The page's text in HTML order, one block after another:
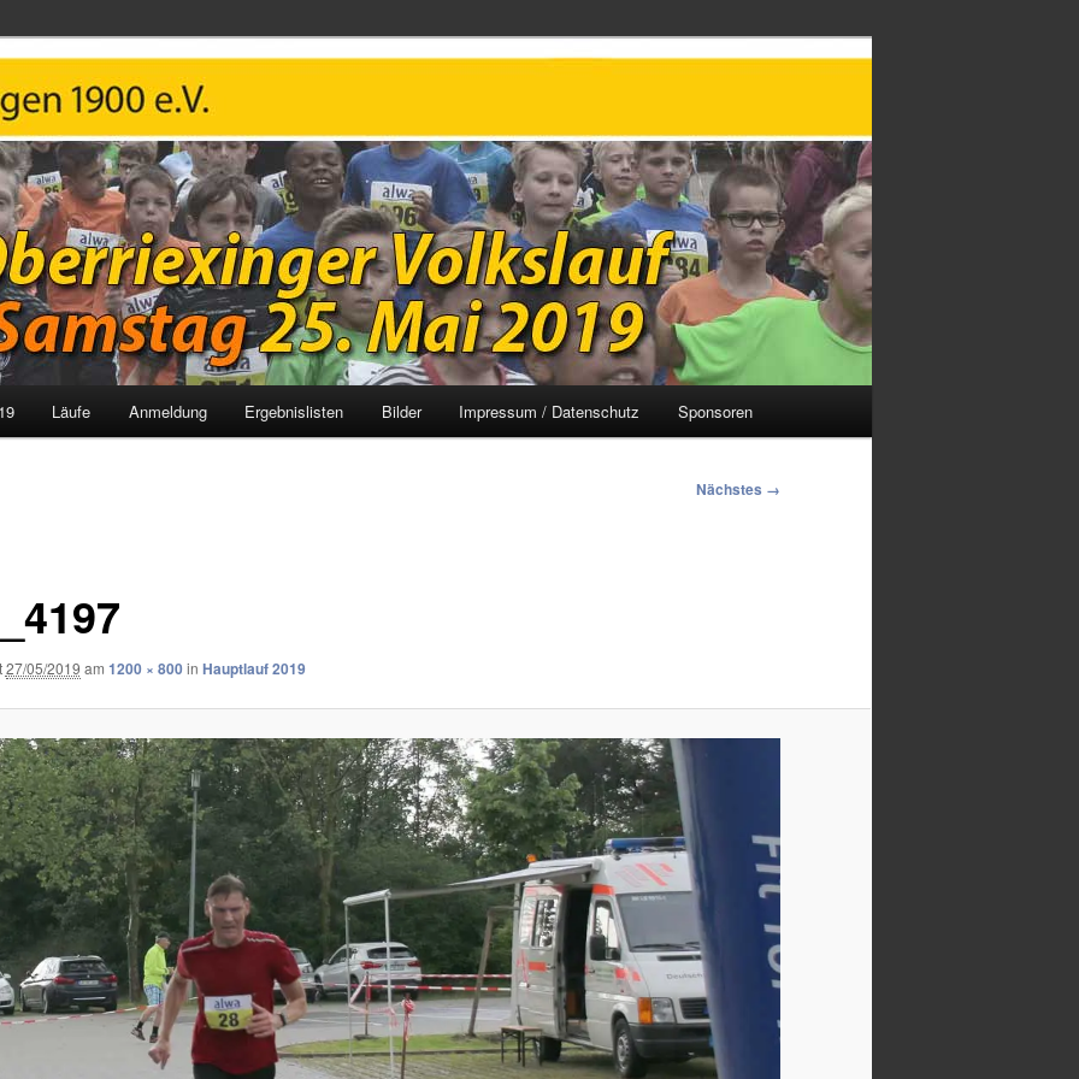
Läufe Anmeldung Ergebnislisten Bilder Impressum / Datenschutz Sponsoren
Nächstes →
27/05/2019 am 1200 × 800in Hauptlauf 2019